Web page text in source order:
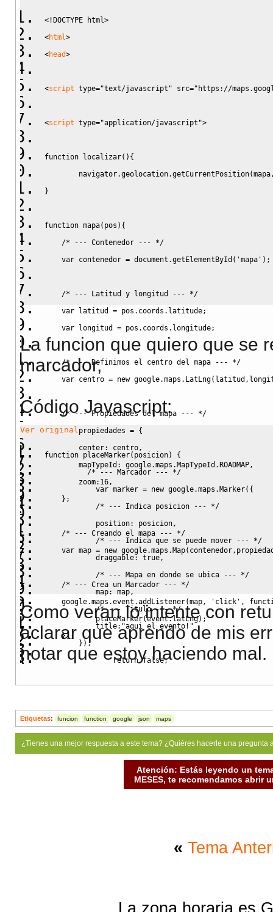
<!DOCTYPE html>
<html>
<head>
<script type="text/javascript" src="https://
<script type="application/javascript">
function localizar(){
}
function mapa(pos){
/* --- Contenedor --- */
var contenedor = document.getElementById('mapa');
/* --- Latitud y longitud --- */
var latitud = pos.coords.latitude;
var longitud = pos.coords.longitude;
/* --- Definimos el centro del mapa --- */
var centro = new
/* --- Propiedades del mapa --- */
var propiedades = {
center: centro,
mapTypeId: google.maps.MapTypeId.ROADMAP,
zoom:16,
};
/* --- Creando el mapa --- */
var map = new
/* --- Crea un Marcador --- */
google.maps.event.addListener(map, 'click',
placeMarker(event.latLng);
});
/* --- Marcador --- */
/* --- Indica posicion --- */
/* --- Indica que se puede mover --- */
draggable: true,
/* --- Mapa en donde se ubica --- */
title:"aqui el evento!"
La funcion que quiero que se
marcador,
Código Javascript:
Ver original
function placeMarker( posicion)
{
/* --- Marcador --- */
var marker = new google.maps . Marker( {
/* --- Indica posicion --- */
position: posicion,
/* --- Indica que se puede mover --- */
draggable: true,
/* --- Mapa en donde se ubica --- */
map: map,
/* --- Titulo --- */
title: "aqui el evento!"
} ) ;
return false;
Como veran lo intente con
aclarar que aprendo de mis
notar que estoy haciendo mal.
Etiquetas: funcion function google json maps
¿Tienes una mejor respuesta a este tema? ¿Quiéres hacerle una
Atención: Estás leyendo un
MESES, te recomendamos abrir
« Tema